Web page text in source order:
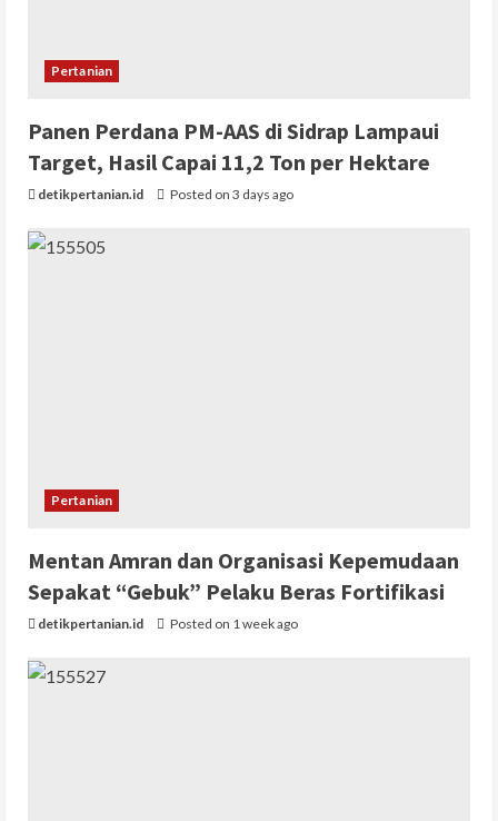
Pertanian
Panen Perdana PM-AAS di Sidrap Lampaui
Target, Hasil Capai 11,2 Ton per Hektare
detikpertanian.id Posted on 3 days ago
Pertanian
Mentan Amran dan Organisasi Kepemudaan
Sepakat “Gebuk” Pelaku Beras Fortifikasi
detikpertanian.id Posted on 1 week ago